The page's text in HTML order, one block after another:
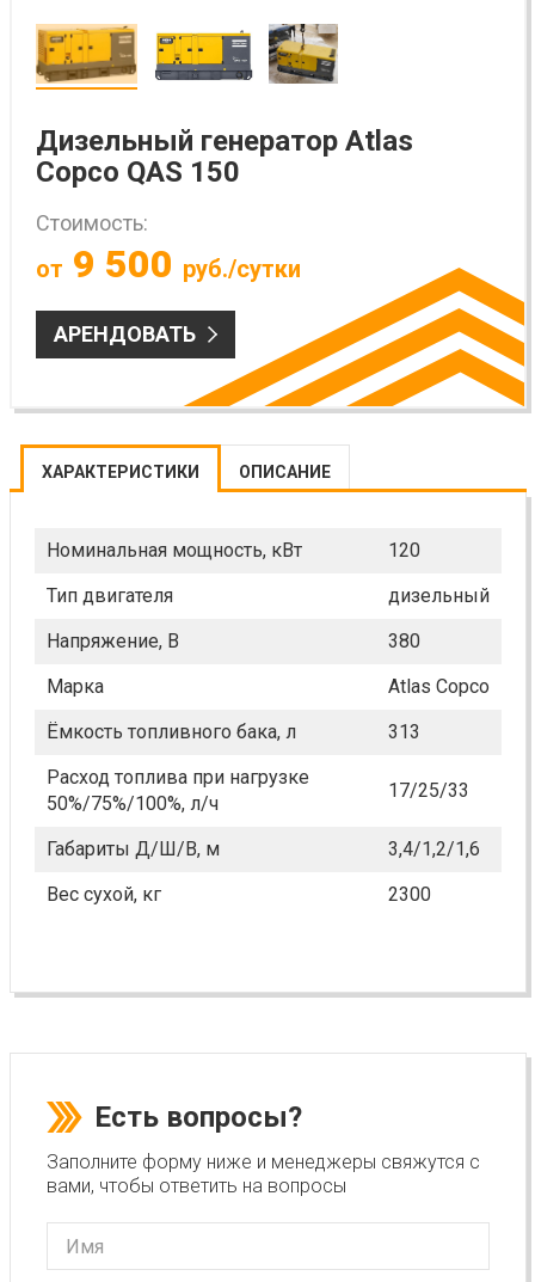
Дизельный генератор Atlas
Copco QAS 150
Стоимость:
от 9 500 руб./сутки
АРЕНДОВАТЬ
ХАРАКТЕРИСТИКИ ОПИСАНИЕ
Номинальная мощность, кВт
120
Тип двигателя
дизельный
Напряжение, В
380
Марка
Atlas Copco
Ёмкость топливного бака, л
313
Расход топлива при нагрузке
50%/75%/100%, л/ч
17/25/33
Габариты Д/Ш/В, м
3,4/1,2/1,6
Вес сухой, кг
2300
Есть вопросы?
Заполните форму ниже и менеджеры свяжутся с
вами, чтобы ответить на вопросы